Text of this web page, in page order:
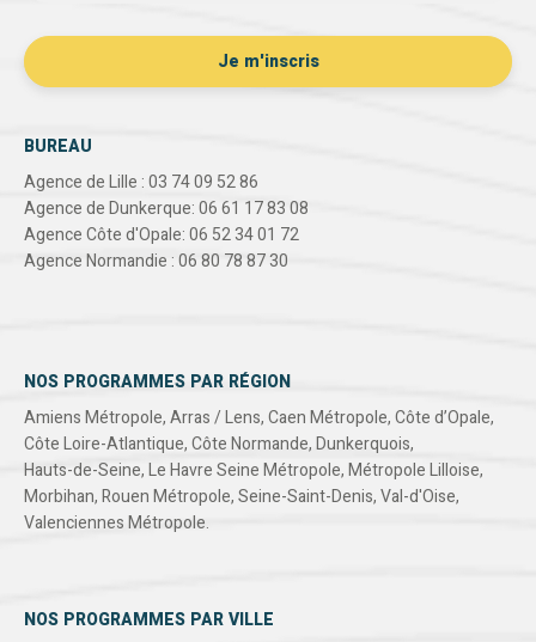
BUREAU
Agence de Lille : 03 74 09 52 86
Agence de Dunkerque: 06 61 17 83 08
Agence Côte d'Opale: 06 52 34 01 72
Agence Normandie : 06 80 78 87 30
NOS PROGRAMMES PAR RÉGION
Amiens Métropole,Arras / Lens,Caen Métropole,Côte d’Opale,
Côte Loire-Atlantique,Côte Normande,Dunkerquois,
Hauts-de-Seine,Le Havre Seine Métropole,Métropole Lilloise,
Morbihan,Rouen Métropole,Seine-Saint-Denis,Val-d'Oise,
Valenciennes Métropole.
NOS PROGRAMMES PAR VILLE